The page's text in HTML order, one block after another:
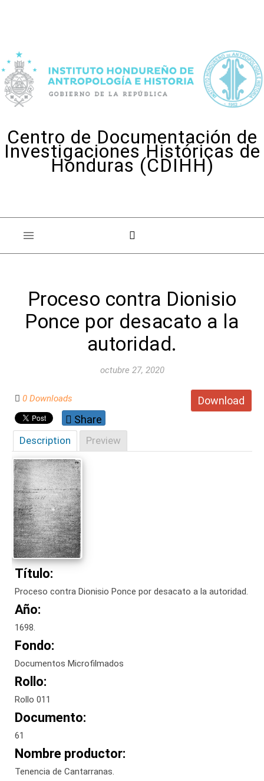
Centro de Documentación de
Investigaciones Históricas de
Honduras (CDIHH)
Proceso contra Dionisio
Ponce por desacato a la
autoridad.
octubre 27, 2020
Download
0 Downloads
Share
Description Preview
Título:
Proceso contra Dionisio Ponce por desacato a la autoridad.
Año:
1698.
Fondo:
Documentos Microfilmados
Rollo:
Rollo 011
Documento:
61
Nombre productor:
Tenencia de Cantarranas.